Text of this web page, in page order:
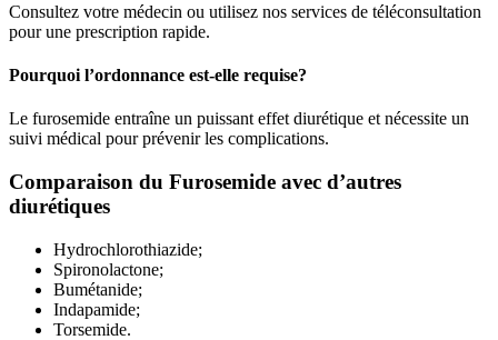
Consultez votre médecin ou utilisez nos services de téléconsultation
pour une prescription rapide.
Pourquoi l’ordonnance est-elle requise?
Le furosemide entraîne un puissant effet diurétique et nécessite un
suivi médical pour prévenir les complications.
Comparaison du Furosemide avec d’autres
diurétiques
Hydrochlorothiazide;
Spironolactone;
Bumétanide;
Indapamide;
Torsemide.